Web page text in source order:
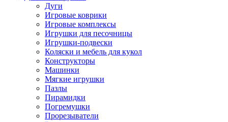
Дуги
Игровые коврики
Игровые комплексы
Игрушки для песочницы
Игрушки-подвески
Коляски и мебель для кукол
Конструкторы
Машинки
Мягкие игрушки
Пазлы
Пирамидки
Погремушки
Прорезыватели